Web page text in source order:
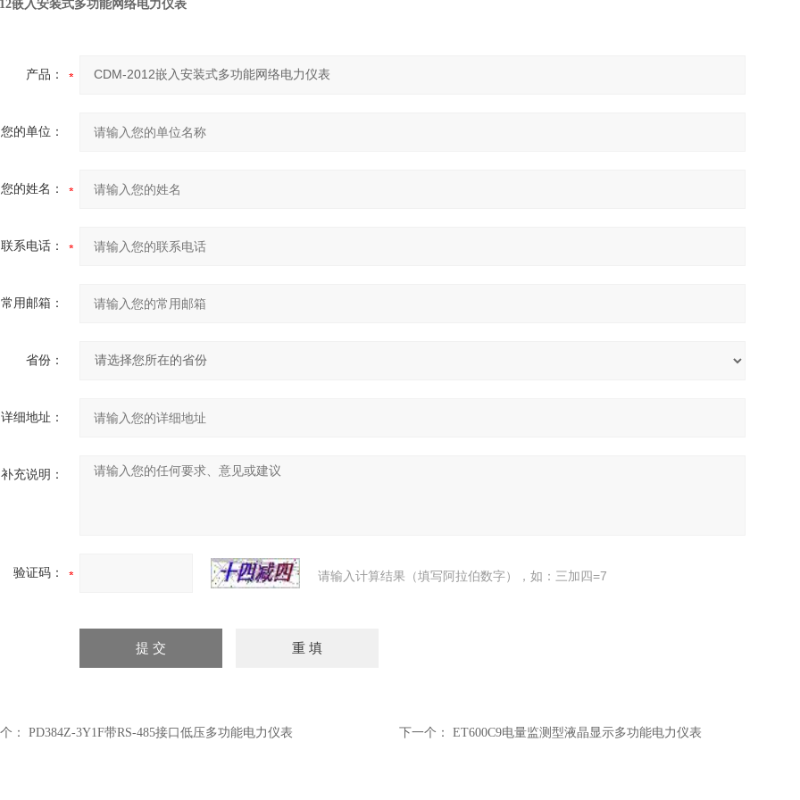
嵌入安装式多功能网络电力仪表
产品：
您的单位：
您的姓名：
联系电话：
常用邮箱：
省份：
详细地址：
补充说明：
验证码： 请输入计算结果（填写阿拉伯数字），如：三加四=7
： PD384Z-3Y1F带RS-485接口低压多功能电力仪表 下一个： ET600C9电量监测型液晶显示多功能电力仪表